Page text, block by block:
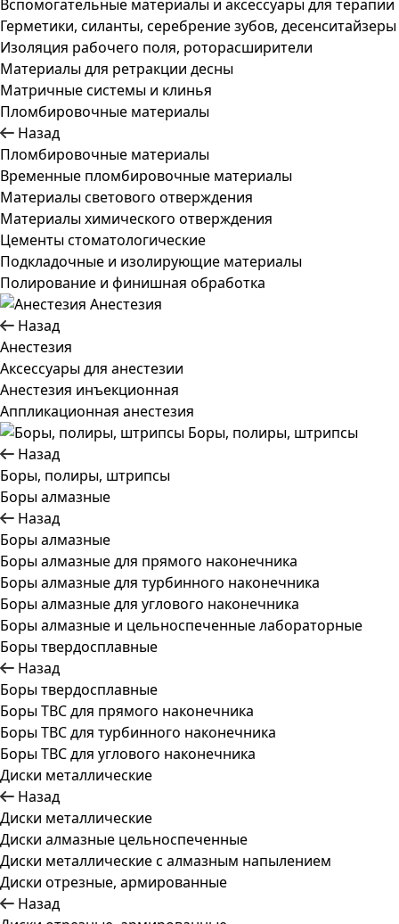
Вспомогательные материалы и аксессуары для терапии
Герметики, силанты, серебрение зубов, десенситайзеры
Изоляция рабочего поля, роторасширители
Материалы для ретракции десны
Матричные системы и клинья
Пломбировочные материалы
Назад
Пломбировочные материалы
Временные пломбировочные материалы
Материалы светового отверждения
Материалы химического отверждения
Цементы стоматологические
Подкладочные и изолирующие материалы
Полирование и финишная обработка
Анестезия
Назад
Анестезия
Аксессуары для анестезии
Анестезия инъекционная
Аппликационная анестезия
Боры, полиры, штрипсы
Назад
Боры, полиры, штрипсы
Боры алмазные
Назад
Боры алмазные
Боры алмазные для прямого наконечника
Боры алмазные для турбинного наконечника
Боры алмазные для углового наконечника
Боры алмазные и цельноспеченные лабораторные
Боры твердосплавные
Назад
Боры твердосплавные
Боры ТВС для прямого наконечника
Боры ТВС для турбинного наконечника
Боры ТВС для углового наконечника
Диски металлические
Назад
Диски металлические
Диски алмазные цельноспеченные
Диски металлические с алмазным напылением
Диски отрезные, армированные
Назад